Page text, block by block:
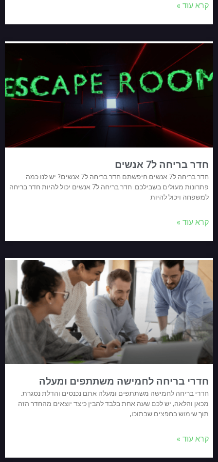
קרא עוד »
חדר בריחה ל7 אנשים
חדר בריחה ל7 אנשים חיפשתם חדר בריחה ל7 אנשים? יש לנו כמה
פתרונות מעולים בשבילכם. חדר בריחה ל7 אנשים יכול להיות חדר בריחה
למשפחה ויכול להיות
קרא עוד »
חדרי בריחה לחמישה משתתפים ומעלה
חדרי בריחה לחמישה משתתפים ומעלה אתם נכנסים והדלת נסגרת.
מכאן והלאה, יש לכם שעה אחת בלבד להבין כיצד יוצאים מהחדר הזה
תוך שימוש בחפצים שבתוכו,
קרא עוד »